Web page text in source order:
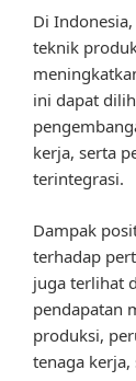
Di
teknik
ini dapat
kerja, serta
terintegrasi.
Dampak
terhadap
juga terlihat
pendapatan
produksi,
tenaga